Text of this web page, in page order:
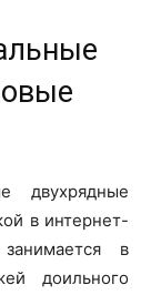
двухрядные
в интернет-
в
доильного